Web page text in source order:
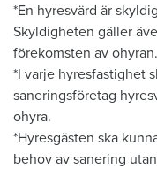
*En hyresvärd är
Skyldigheten gäller
förekomsten av ohyran.
*I varje hyresfastighet
saneringsföretag
ohyra.
*Hyresgästen ska
behov av sanering